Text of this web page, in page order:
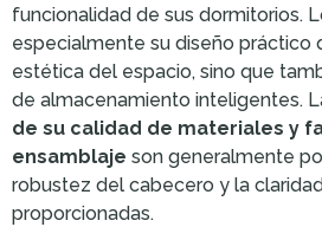
funcionalidad de sus dormitorios.
especialmente su diseño práctico
estética del espacio, sino que
de almacenamiento inteligentes.
de su calidad de materiales y
ensamblaje son generalmente
robustez del cabecero y la
proporcionadas.